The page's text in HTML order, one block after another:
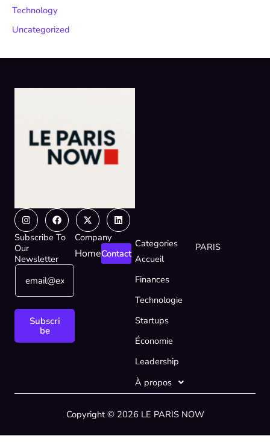
Technology
Uncategorized
InstagramFacebook
X-
twitter
Linkedin
Subscribe To
Our
Newsletter
E
a
i
m
E
l
E
a
Subscri
be
Company
HomeContact
Categories
Accueil
Finances
Technologie
Startups
Économie
Leadership
À propos
PARIS
Copyright © 2026 LE PARIS NOW